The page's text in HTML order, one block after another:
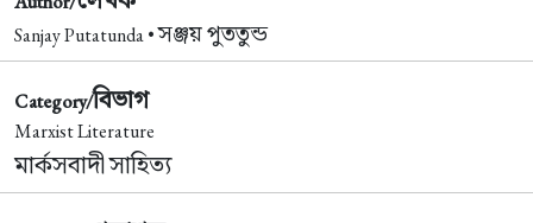
Sanjay Putatunda •সঞ্জয় পুততুন্ড
Category/বিভাগ
Marxist Literature
মার্কসবাদী সাহিত্য